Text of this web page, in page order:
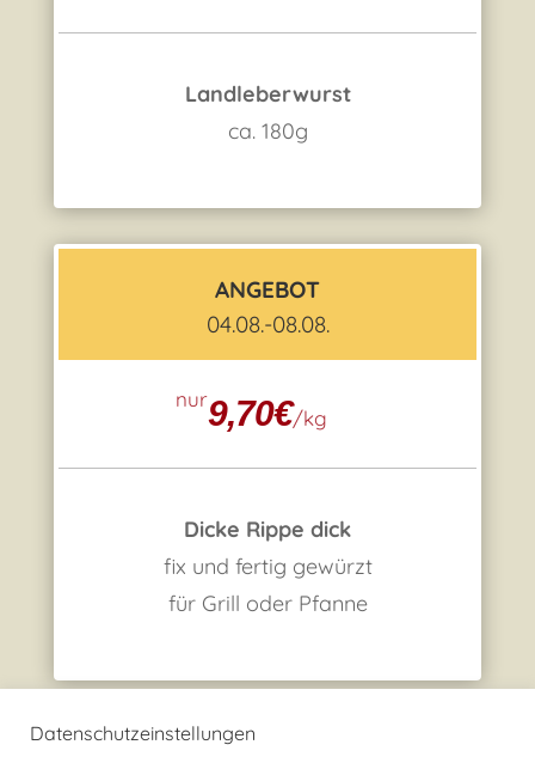
Landleberwurst
ca. 180g
ANGEBOT
04.08.-08.08.
nur9,70€/kg
Dicke Rippe dick
fix und fertig gewürzt
für Grill oder Pfanne
Datenschutzeinstellungen